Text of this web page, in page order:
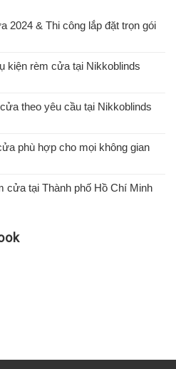
2024 & Thi công lắp đặt trọn gói
kiện rèm cửa tại Nikkoblinds
theo yêu cầu tại Nikkoblinds
phù hợp cho mọi không gian
cửa tại Thành phố Hồ Chí Minh